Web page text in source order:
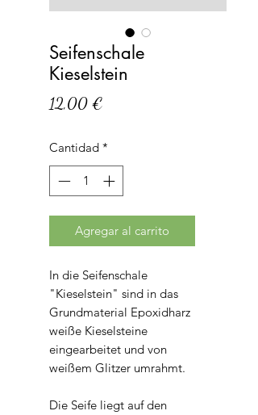
Seifenschale
Kieselstein
12,00 €
Cantidad *
Agregar al carrito
In die Seifenschale
"Kieselstein" sind in das
Grundmaterial Epoxidharz
weiße Kieselsteine
eingearbeitet und von
weißem Glitzer umrahmt.
Die Seife liegt auf den